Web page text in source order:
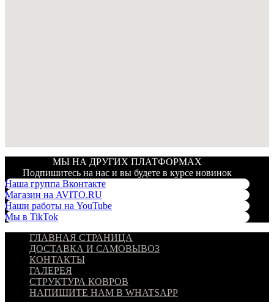
МЫ НА ДРУГИХ ПЛАТФОРМАХ
Подпишитесь на нас и вы будете в курсе новинок
Наша группа Вконтакте
Магазин на AVITO.RU
Наши работы на YouTube
Мы в TikTok
ГЛАВНАЯ СТРАНИЦА
ДОСТАВКА И САМОВЫВОЗ
КОНТАКТЫ
ГАЛЕРЕЯ
СТРУКТУРА КОВРОВ
НАПИШИТЕ НАМ В WHATSAPP